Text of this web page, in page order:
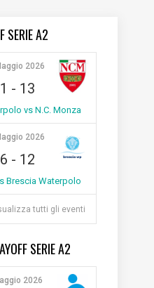
SERIE A2
2026
- 13
vs N.C. Monza
2026
- 12
Brescia Waterpolo
tutti gli eventi
SERIE A2
2026